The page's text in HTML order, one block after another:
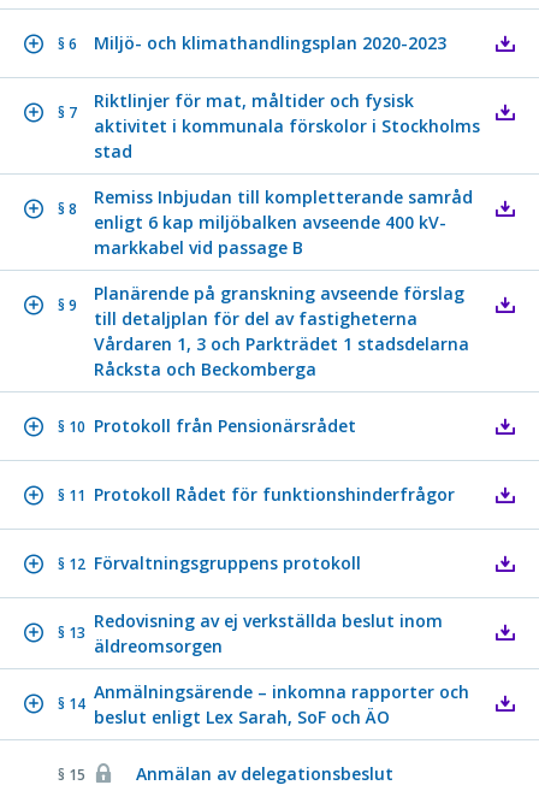
§ 6 Miljö- och klimathandlingsplan 2020-2023
§ 7
Riktlinjer för mat, måltider och fysisk
aktivitet i kommunala förskolor i Stockholms
stad
§ 8
Remiss Inbjudan till kompletterande samråd
enligt 6 kap miljöbalken avseende 400 kV-
markkabel vid passage B
§ 9
Planärende på granskning avseende förslag
till detaljplan för del av fastigheterna
Vårdaren 1, 3 och Parkträdet 1 stadsdelarna
Råcksta och Beckomberga
§ 10 Protokoll från Pensionärsrådet
§ 11 Protokoll Rådet för funktionshinderfrågor
§ 12 Förvaltningsgruppens protokoll
§ 13
Redovisning av ej verkställda beslut inom
äldreomsorgen
§ 14
Anmälningsärende – inkomna rapporter och
beslut enligt Lex Sarah, SoF och ÄO
§ 15 Anmälan av delegationsbeslut